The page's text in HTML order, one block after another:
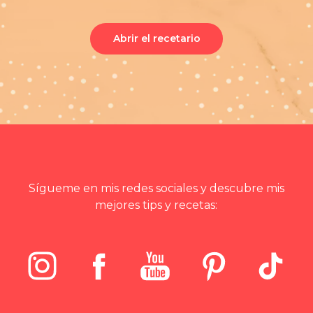
Abrir el recetario
Sígueme en mis redes sociales y descubre mis
mejores tips y recetas: